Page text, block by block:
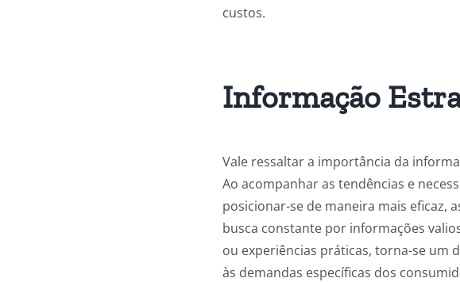
custos.
Informação
Vale ressaltar a importância da
Ao acompanhar as tendências e
posicionar-se de maneira mais eficaz,
busca constante por informações
ou experiências práticas, torna-se um
às demandas específicas dos